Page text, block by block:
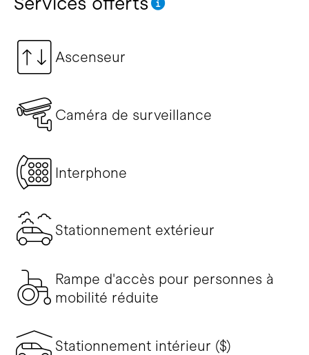
Ascenseur
Caméra de surveillance
Interphone
Stationnement extérieur
Rampe d'accès pour personnes à
mobilité réduite
Stationnement intérieur ($)